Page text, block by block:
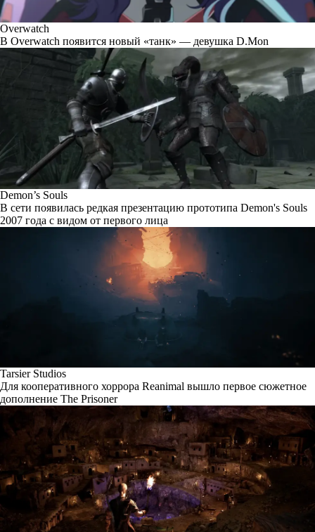
Overwatch
В Overwatch появится новый «танк» — девушка D.Mon
Demon’s Souls
В сети появилась редкая презентацию прототипа Demon's Souls
2007 года с видом от первого лица
Tarsier Studios
Для кооперативного хоррора Reanimal вышло первое сюжетное
дополнение The Prisoner